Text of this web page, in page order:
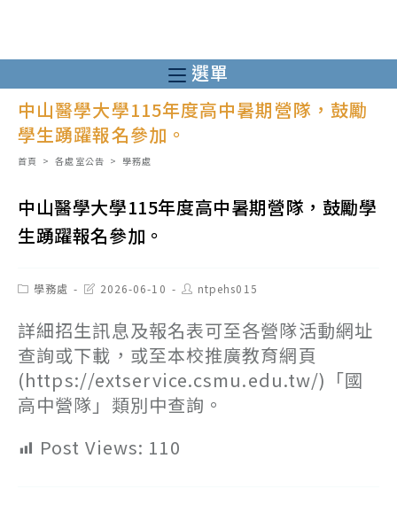
至
主
內
選單
中山醫學大學115年度高中暑期營隊，鼓勵
學生踴躍報名參加。
首頁 > 各處室公告 > 學務處
中山醫學大學115年度高中暑期營隊，鼓勵學
生踴躍報名參加。
Post學務處
Post2026-06-10
Post
author:
ntpehs015
詳細招生訊息及報名表可至各營隊活動網址
查詢或下載，或至本校推廣教育網頁
(https://extservice.csmu.edu.tw/)「國
高中營隊」類別中查詢。
Post Views: 110